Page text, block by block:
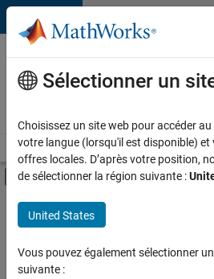
Passer au contenu
Votre
carrière
chez
Accueil Explorer nos opportunités
Activer/désactiver
Contenu principal
FILTRER PAR
Stages
Support client
Ventes internes
Sélectionner un
Choisissez un site web pour accéder
votre langue (lorsqu'il est disponible) et
offres locales. D’après votre position,
de sélectionner la région suivante :
United States
Vous pouvez également sélectionner
suivante :